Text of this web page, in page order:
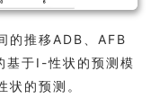
的推移ADB、AFB
基于I-性状的预测模
状的预测。